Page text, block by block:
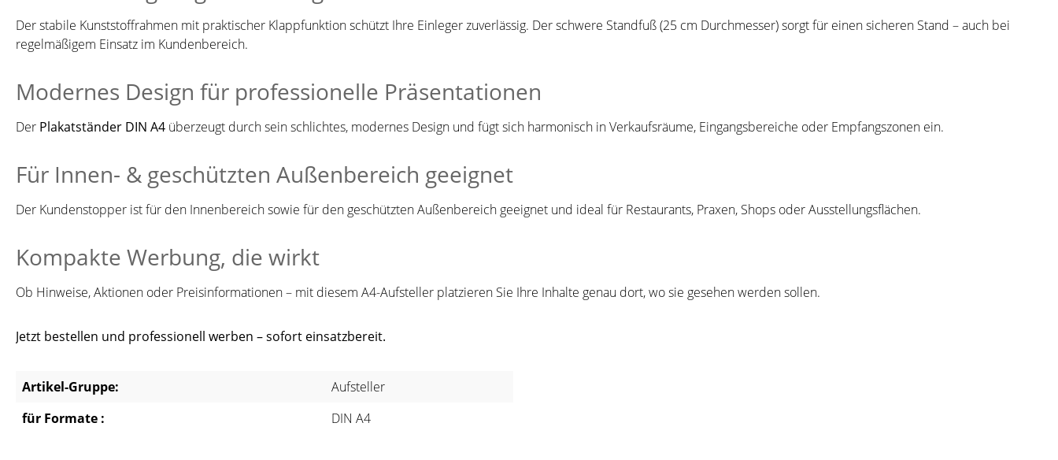
Der stabile Kunststoffrahmen mit praktischer Klappfunktion schützt Ihre Einleger zuverlässig. Der schwere Standfuß (25 cm Durchmesser) sorgt für einen sicheren Stand – auch bei
regelmäßigem Einsatz im Kundenbereich.
Modernes Design für professionelle Präsentationen
Der Plakatständer DIN A4 überzeugt durch sein schlichtes, modernes Design und fügt sich harmonisch in Verkaufsräume, Eingangsbereiche oder Empfangszonen ein.
Für Innen- & geschützten Außenbereich geeignet
Der Kundenstopper ist für den Innenbereich sowie für den geschützten Außenbereich geeignet und ideal für Restaurants, Praxen, Shops oder Ausstellungsflächen.
Kompakte Werbung, die wirkt
Ob Hinweise, Aktionen oder Preisinformationen – mit diesem A4-Aufsteller platzieren Sie Ihre Inhalte genau dort, wo sie gesehen werden sollen.
Jetzt bestellen und professionell werben – sofort einsatzbereit.
Artikel-Gruppe:
Aufsteller
für Formate :
DIN A4